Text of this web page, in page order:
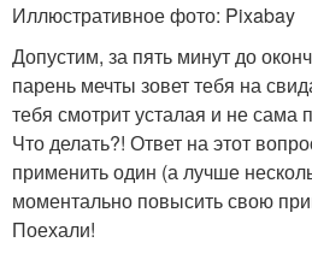
Иллюстративное фото: Pixabay
Допустим, за пять минут до
парень мечты зовет тебя на
тебя смотрит усталая и не сама
Что делать?! Ответ на этот
применить один (а лучше
моментально повысить свою
Поехали!